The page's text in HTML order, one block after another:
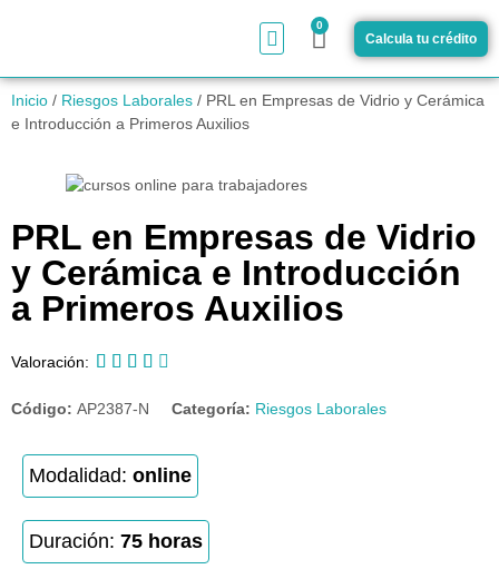
0
Calcula tu crédito
Inicio / Riesgos Laborales / PRL en Empresas de Vidrio y Cerámica
e Introducción a Primeros Auxilios
PRL en Empresas de Vidrio
y Cerámica e Introducción
a Primeros Auxilios
Valoración:     
Código: AP2387-N Categoría: Riesgos Laborales
Modalidad: online
Duración: 75 horas